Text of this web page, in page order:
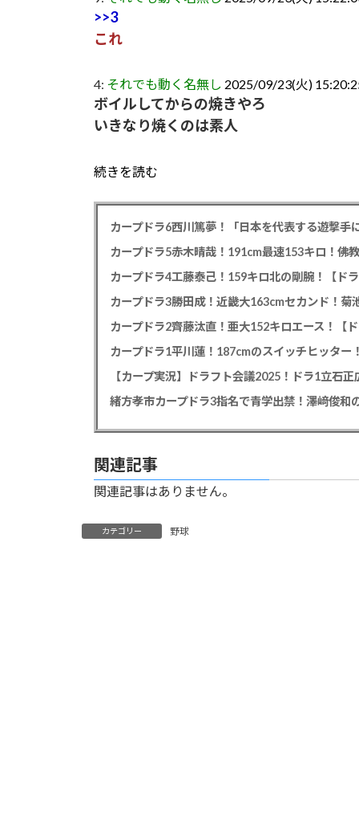
>>3
これ
4: それでも動く名無し 2025/09/23(火)
ボイルしてからの焼きやろ
いきなり焼くのは素人
続きを読む
カープドラ6西川篤夢！「日本を代表する遊撃手
カープドラ5赤木晴哉！191cm最速153キロ！佛
カープドラ4工藤泰己！159キロ北の剛腕！【ド
カープドラ3勝田成！近畿大163cmセカンド！
カープドラ2齊藤汰直！亜大152キロエース！【
【カープ実況】ドラフト会議2025！ドラ1立石
緒方孝市カープドラ3指名で青学出禁！澤﨑俊和
関連記事
関連記事はありません。
カテゴリー 野球